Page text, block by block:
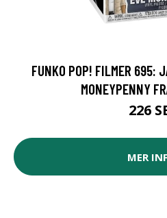
FUNKO POP! FILMER 695:
MONEYPENNY
226
MER